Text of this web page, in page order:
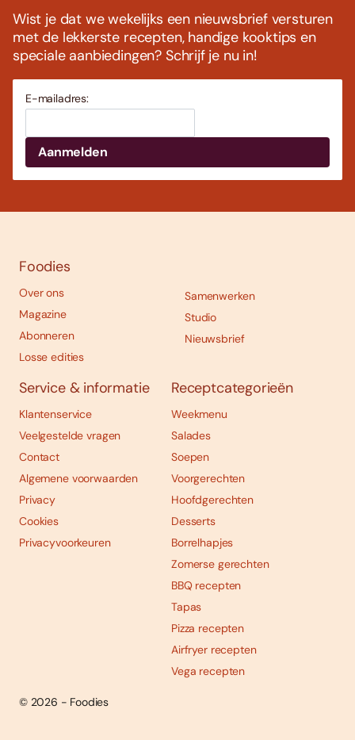
Wist je dat we wekelijks een nieuwsbrief versturen
met de lekkerste recepten, handige kooktips en
speciale aanbiedingen? Schrijf je nu in!
E-mailadres:
Foodies
Over ons
Magazine
Abonneren
Losse edities
Samenwerken
Studio
Nieuwsbrief
Service & informatie
Klantenservice
Veelgestelde vragen
Contact
Algemene voorwaarden
Privacy
Cookies
Privacyvoorkeuren
Receptcategorieën
Weekmenu
Salades
Soepen
Voorgerechten
Hoofdgerechten
Desserts
Borrelhapjes
Zomerse gerechten
BBQ recepten
Tapas
Pizza recepten
Airfryer recepten
Vega recepten
© 2026 - Foodies